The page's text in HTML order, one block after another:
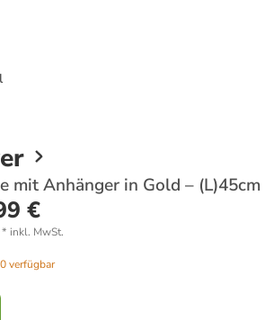
mit Anhänger in Gold – (L)45cm
€
* inkl. MwSt.
verfügbar